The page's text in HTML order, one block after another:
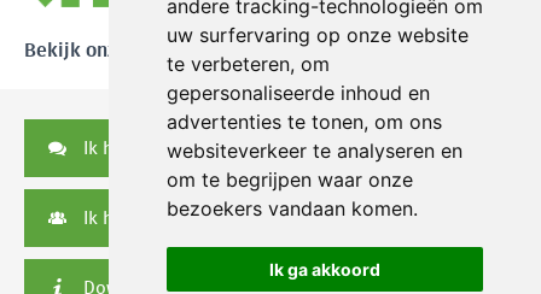
andere tracking-technologieën om
uw surfervaring op onze website
te verbeteren, om
gepersonaliseerde inhoud en
advertenties te tonen, om ons
websiteverkeer te analyseren en
om te begrijpen waar onze
bezoekers vandaan komen.
Ik ga akkoord
Bekijk onze reviews
Ik heb een vraag
Ik heb een serviceverzoek
Downloads